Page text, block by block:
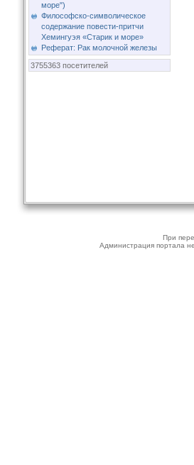
море")
Философско-символическое
содержание повести-притчи
Хемингуэя «Старик и море»
Реферат: Рак молочной железы
3755363 посетителей
При
Администрация портала